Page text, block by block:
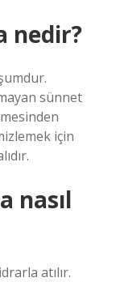
nedir?
sünnet
için
nasıl
atılır.